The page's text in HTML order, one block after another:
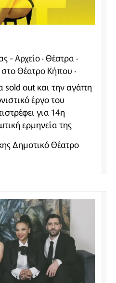
- Αρχείο Θέατρα
στο Θέατρο Κήπου
out και την αγάπη
έργο του
για 14η
ερμηνεία της
παραστάσεων!
Δημοτικό Θέατρο